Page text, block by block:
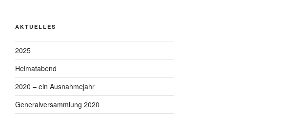
AKTUELLES
2025
Heimatabend
2020 – ein Ausnahmejahr
Generalversammlung 2020